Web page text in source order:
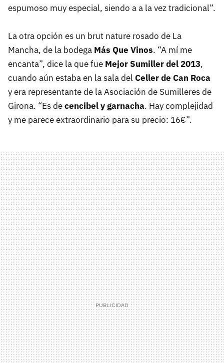
espumoso muy especial, siendo a a la vez tradicional”.
La otra opción es un brut nature rosado de La
Mancha, de la bodega Más Que Vinos. “A mí me
encanta”, dice la que fue Mejor Sumiller del 2013,
cuando aún estaba en la sala del Celler de Can Roca
y era representante de la Asociación de Sumilleres de
Girona. “Es decencibel y garnacha. Hay complejidad
y me parece extraordinario para su precio: 16€”.